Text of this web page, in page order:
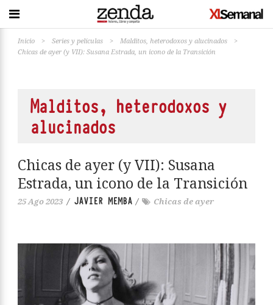
Inicio > Series y películas > Malditos, heterodoxos y alucinados
>
Chicas de ayer (y VII): Susana Estrada, un icono de la Transición
Malditos, heterodoxos y
alucinados
Chicas de ayer (y VII): Susana
Estrada, un icono de la Transición
25 Ago 2023 / JAVIER MEMBA / Chicas de ayer